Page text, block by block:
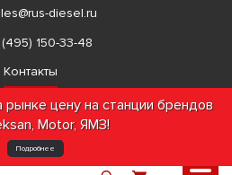
diesel.ru
150-33-48
Контакты
цену на станции брендов
Motor, ЯМЗ!
Подробнее